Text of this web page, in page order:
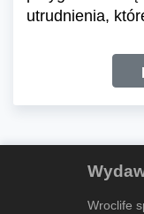
utrudnienia,
Wroclife